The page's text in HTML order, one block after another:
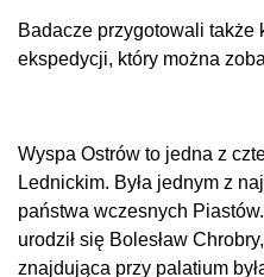
Badacze przygotowali także
ekspedycji, który można
Wyspa Ostrów to jedna z
Lednickim. Była jednym z
państwa wczesnych
urodził się Bolesław
znajdująca przy palatium